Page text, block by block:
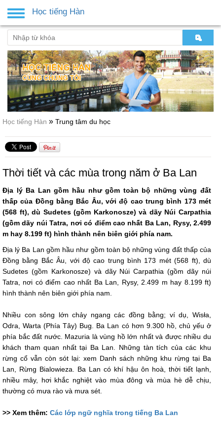
Học tiếng Hàn » Trung tâm du học
Thời tiết và các mùa trong năm ở Ba Lan
Địa lý Ba Lan gồm hầu như gồm toàn bộ những vùng đất
thấp của Đồng bằng Bắc Âu, với độ cao trung bình 173 mét
(568 ft), dù Sudetes (gồm Karkonosze) và dãy Núi Carpathia
(gồm dãy núi Tatra, nơi có điểm cao nhất Ba Lan, Rysy, 2.499
m hay 8.199 ft) hình thành nên biên giới phía nam.
Địa lý Ba Lan gồm hầu như gồm toàn bộ những vùng đất thấp của
Đồng bằng Bắc Âu, với độ cao trung bình 173 mét (568 ft), dù
Sudetes (gồm Karkonosze) và dãy Núi Carpathia (gồm dãy núi
Tatra, nơi có điểm cao nhất Ba Lan, Rysy, 2.499 m hay 8.199 ft)
hình thành nên biên giới phía nam.
Nhiều con sông lớn chảy ngang các đồng bằng; ví dụ, Wisła,
Odra, Warta (Phía Tây) Bug. Ba Lan có hơn 9.300 hồ, chủ yếu ở
phía bắc đất nước. Mazuria là vùng hồ lớn nhất và được nhiều du
khách tham quan nhất tại Ba Lan. Những tàn tích của các khu
rừng cổ vẫn còn sót lại: xem Danh sách những khu rừng tại Ba
Lan, Rừng Bialowieza. Ba Lan có khí hậu ôn hoà, thời tiết lạnh,
nhiều mây, hơi khắc nghiệt vào mùa đông và mùa hè dễ chịu,
thường có mưa rào và mưa sét.
>> Xem thêm: Các lớp ngữ nghĩa trong tiếng Ba Lan
Toggle
navigation
Học tiếng Hàn